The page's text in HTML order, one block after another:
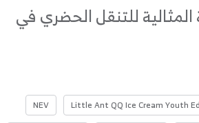
للتنقل الحضري في
Little Ant QQ Ice Cream Youth
NEV